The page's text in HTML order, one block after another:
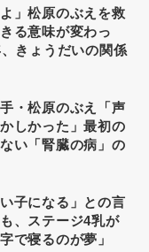
」松原のぶえを救
る意味が変わっ
きょうだいの関係
・松原のぶえ「声
しかった」最初の
い「腎臓の病」の
子になる」との言
、ステージ4乳が
で寝るのが夢」